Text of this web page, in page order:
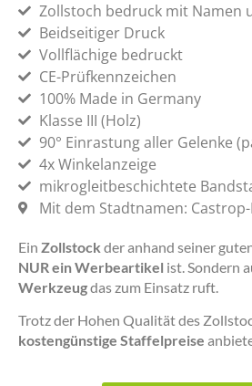
Zollstoch bedruck mit Namen
Beidseitiger Druck
Vollflächige bedruckt
CE-Prüfkennzeichen
100% Made in Germany
Klasse III (Holz)
90° Einrastung aller Gelenke
4x Winkelanzeige
mikrogleitbeschichtete
Mit dem Stadtnamen: Castrop-
Ein Zollstock der anhand seiner
NUR ein Werbeartikel ist. Sondern
Werkzeugdas zum Einsatz ruft.
Trotz der Hohen Qualität des
kostengünstige Staffelpreise